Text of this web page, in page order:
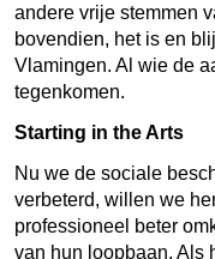
andere vrije stemmen
bovendien, het is en
Vlamingen. Al wie de
tegenkomen.
Starting in the Arts
Nu we de sociale
verbeterd, willen we
professioneel beter
van hun loopbaan. Als